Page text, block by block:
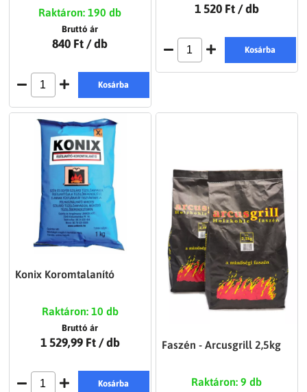
Raktáron: 190 db
Bruttó ár
840 Ft / db
Kosárba
1 520 Ft / db
Kosárba
Konix Koromtalanító
Raktáron: 10 db
Bruttó ár
1 529,99 Ft / db
Kosárba
Faszén - Arcusgrill 2,5kg
Raktáron: 9 db